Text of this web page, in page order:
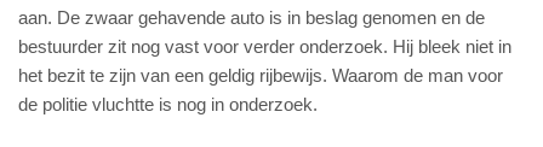
aan. De zwaar gehavende auto is in beslag genomen en de
bestuurder zit nog vast voor verder onderzoek. Hij bleek niet in
het bezit te zijn van een geldig rijbewijs. Waarom de man voor
de politie vluchtte is nog in onderzoek.